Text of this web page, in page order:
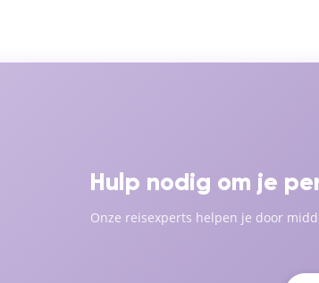
Hulp nodig om je
Onze reisexperts helpen je door